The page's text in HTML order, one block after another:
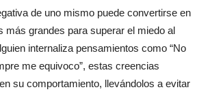
de uno mismo puede convertirse en
más grandes para superar el miedo al
internaliza pensamientos como “No
me equivoco”, estas creencias
su comportamiento, llevándolos a evitar